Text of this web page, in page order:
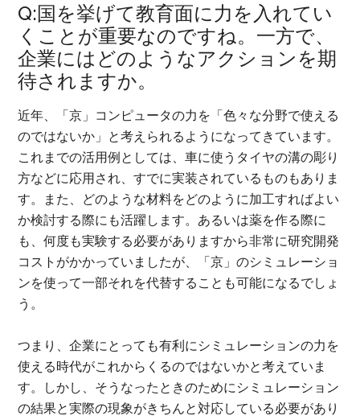
Q:国を挙げて教育面に力を入れてい
くことが重要なのですね。一方で、
企業にはどのようなアクションを期
待されますか。
近年、「京」コンピュータの力を「色々な分野で使える
のではないか」と考えられるようになってきています。
これまでの活用例としては、車に使うタイヤの溝の彫り
方などに応用され、すでに実装されているものもありま
す。また、どのような材料をどのように加工すればよい
か検討する際にも活躍します。あるいは薬を作る際に
も、何度も実験する必要がありますから非常に研究開発
コストがかかっていましたが、「京」のシミュレーショ
ンを使って一部それを代替することも可能になるでしょ
う。
つまり、企業にとっても有利にシミュレーションの力を
使える時代がこれからくるのではないかと考えていま
す。しかし、そうなったときのためにシミュレーション
の結果と実際の現象がきちんと対応している必要があり